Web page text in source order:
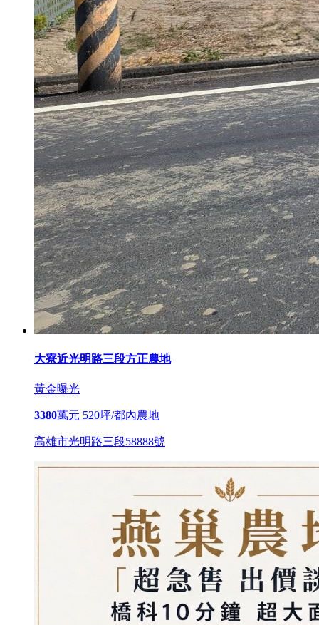
大寮近光明路三段方正農地
黃金曝光
3380萬元 520坪/都內農地
高雄市光明路三段58888號